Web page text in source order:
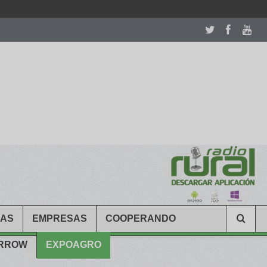
EMPRESAS COOPERANDO
EXPOAGRO